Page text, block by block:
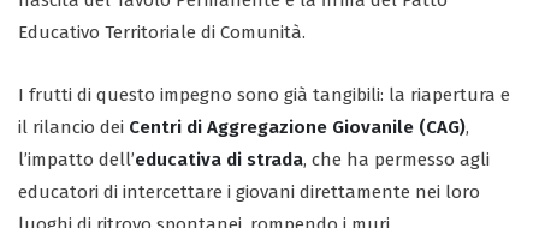
Educativo Territoriale di Comunità.
I frutti di questo impegno sono già tangibili: la riapertura e
il rilancio dei Centri di Aggregazione Giovanile (CAG),
l’impatto dell’educativa di strada, che ha permesso agli
educatori di intercettare i giovani direttamente nei loro